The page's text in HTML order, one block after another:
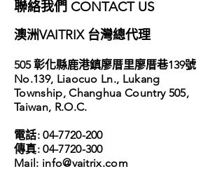
​聯絡我們 CONTACT US
​澳洲VAITRIX 台灣總代理
​505 彰化縣鹿港鎮廖厝里廖厝巷139號
No.139, Liaocuo Ln., Lukang
Township,Changhua Country 505,
Taiwan, R.O.C.
電話:04-7720-200
傳真:04-7720-300
​Mail: info@vaitrix.com